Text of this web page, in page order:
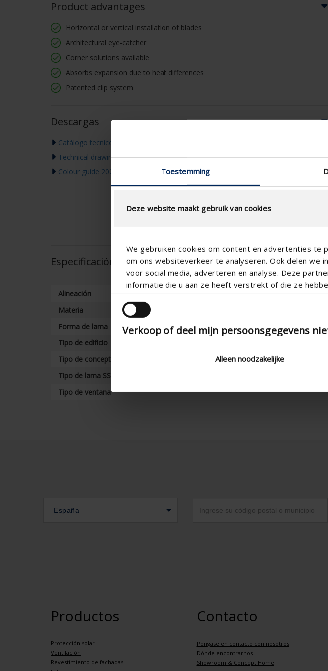
Toestemming
Deze website maakt gebruik van cookies
We gebruiken cookies om content en advertenties te
om ons websiteverkeer te analyseren. Ook delen we
voor social media, adverteren en analyse. Deze
informatie die u aan ze heeft verstrekt of die ze
Verkoop of deel mijn persoonsgegevens
Alleen noodzakelijke
Product advantages
Horizontal or vertical installation of blades
Architectural eye-catcher
Corner solutions available
Absorbs expansion due to heat differences
Patented clip system
Descargas
Catálogo tecnico
Technical drawing
Colour guide 2026
Especificación técnica
Alineación
Materia
Forma de lama
Tipo de edificio
Tipo de concepto
Tipo de lama SS Variant
Tipo de ventana
España
Productos
Protección solar
Ventilación
Revestimiento de fachadas
Contacto
Póngase en contacto con nosotros
Dónde encontrarnos
Showroom & Concept Home